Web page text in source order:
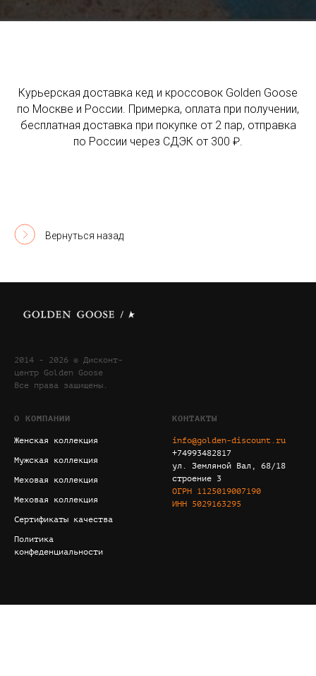
Курьерская доставка кед и кроссовок Golden Goose
по Москве и России. Примерка, оплата при получении,
бесплатная доставка при покупке от 2 пар, отправка
по России через СДЭК от 300 ₽.
Вернуться назад
2014 - 2026 © Дисконт-
центр Golden Goose
Все права защищены.
О КОМПАНИИ
Женская коллекция
Мужская коллекция
Меховая коллекция
Меховая коллекция
Сертификаты качества
Политика
конфеденциальности
КОНТАКТЫ
info@golden-discount.ru
+74993482817
ул. Земляной Вал, 68/18
строение 3
ОГРН 1125019007190
ИНН 5029163295